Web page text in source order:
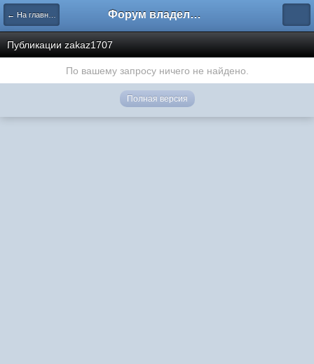
← На главную Форум владельцев интернет-магазинов
Публикации zakaz1707
По вашему запросу ничего не найдено.
Полная версия